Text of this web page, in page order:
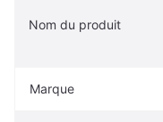
Nom du produit
Marque